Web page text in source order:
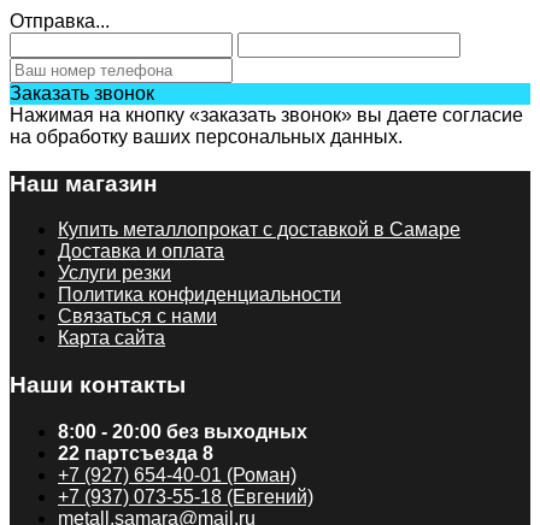
Отправка...
Заказать звонок
Нажимая на кнопку «заказать звонок» вы даете согласие
на обработку ваших персональных данных.
Наш магазин
Купить металлопрокат с доставкой в Самаре
Доставка и оплата
Услуги резки
Политика конфиденциальности
Связаться с нами
Карта сайта
Наши контакты
8:00 - 20:00 без выходных
22 партсъезда 8
+7 (927) 654-40-01 (Роман)
+7 (937) 073-55-18 (Евгений)
metall.samara@mail.ru